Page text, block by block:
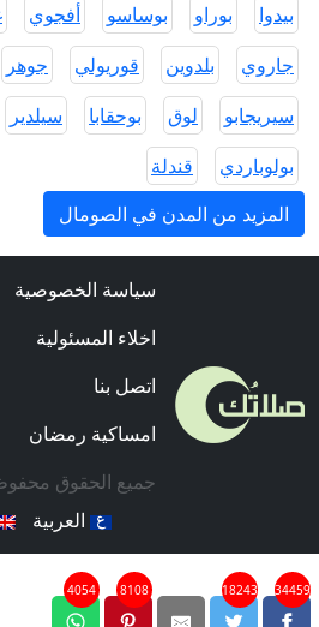
بيدوا
بوراو بوساسو أفجوي
جاروي
بلدوين قوريولي جوهر
سيريجابو
لوق بوحقابا سيلدير
بولوباردي
قندلة
المزيد من المدن في الصومال
34459
18243
8108
4054
سياسة الخصوصية
اخلاء المسئولية
اتصل بنا
امساكية رمضان
جميع الحقوق
العربية